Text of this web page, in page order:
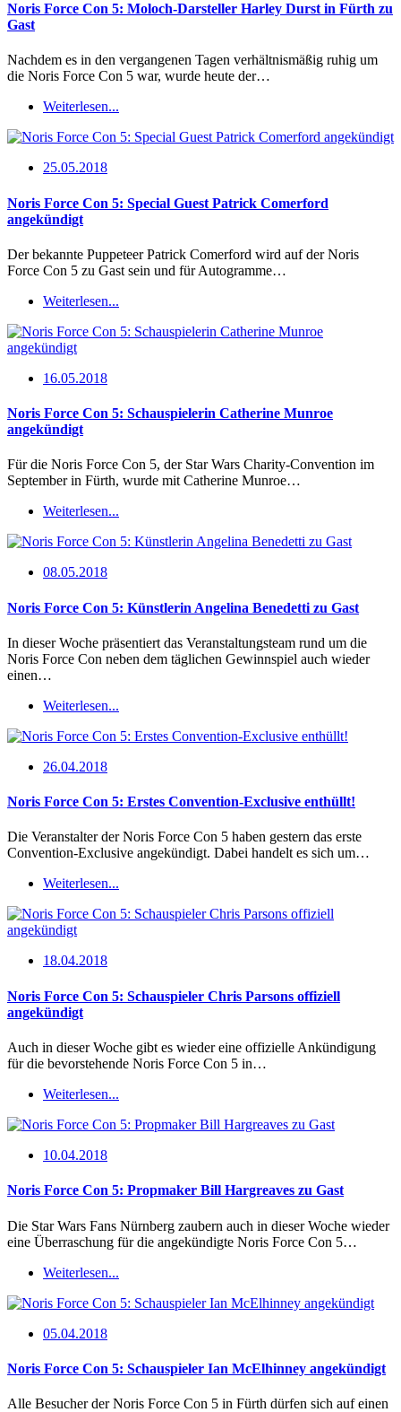
Noris Force Con 5: Moloch-Darsteller Harley Durst in Fürth zu
Gast
Nachdem es in den vergangenen Tagen verhältnismäßig ruhig um
die Noris Force Con 5 war, wurde heute der…
Weiterlesen...
25.05.2018
Noris Force Con 5: Special Guest Patrick Comerford
angekündigt
Der bekannte Puppeteer Patrick Comerford wird auf der Noris
Force Con 5 zu Gast sein und für Autogramme…
Weiterlesen...
16.05.2018
Noris Force Con 5: Schauspielerin Catherine Munroe
angekündigt
Für die Noris Force Con 5, der Star Wars Charity-Convention im
September in Fürth, wurde mit Catherine Munroe…
Weiterlesen...
08.05.2018
Noris Force Con 5: Künstlerin Angelina Benedetti zu Gast
In dieser Woche präsentiert das Veranstaltungsteam rund um die
Noris Force Con neben dem täglichen Gewinnspiel auch wieder
einen…
Weiterlesen...
26.04.2018
Noris Force Con 5: Erstes Convention-Exclusive enthüllt!
Die Veranstalter der Noris Force Con 5 haben gestern das erste
Convention-Exclusive angekündigt. Dabei handelt es sich um…
Weiterlesen...
18.04.2018
Noris Force Con 5: Schauspieler Chris Parsons offiziell
angekündigt
Auch in dieser Woche gibt es wieder eine offizielle Ankündigung
für die bevorstehende Noris Force Con 5 in…
Weiterlesen...
10.04.2018
Noris Force Con 5: Propmaker Bill Hargreaves zu Gast
Die Star Wars Fans Nürnberg zaubern auch in dieser Woche wieder
eine Überraschung für die angekündigte Noris Force Con 5…
Weiterlesen...
05.04.2018
Noris Force Con 5: Schauspieler Ian McElhinney angekündigt
Alle Besucher der Noris Force Con 5 in Fürth dürfen sich auf einen